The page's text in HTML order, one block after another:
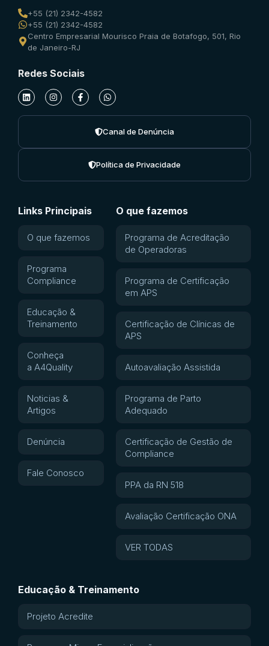
+55 (21) 2342-4582
+55 (21) 2342-4582
Centro Empresarial Mourisco Praia de Botafogo, 501, Rio
de Janeiro-RJ
Redes Sociais
Canal de Denúncia
Política de Privacidade
Links Principais
O que fazemos
Programa
Compliance
Educação &
Treinamento
Conheça
a A4Quality
Noticias &
Artigos
Denúncia
Fale Conosco
O que fazemos
Programa de Acreditação
de Operadoras
Programa de Certificação
em APS
Certificação de Clínicas de
APS
Autoavaliação Assistida
Programa de Parto
Adequado
Certificação de Gestão de
Compliance
PPA da RN 518
Avaliação Certificação ONA
VER TODAS
Educação & Treinamento
Projeto Acredite